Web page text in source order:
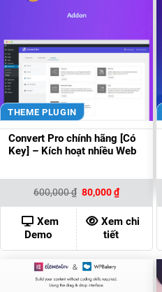
THEME PLUGIN
Convert Pro chính hãng [Có
Key] – Kích hoạt nhiều Web
600,000₫ Giá
gốc
là:
600,000 ₫.
80,000₫Giá
hiện
tại
là:
80,000 ₫.
Xem
Demo
Xem chi
tiết